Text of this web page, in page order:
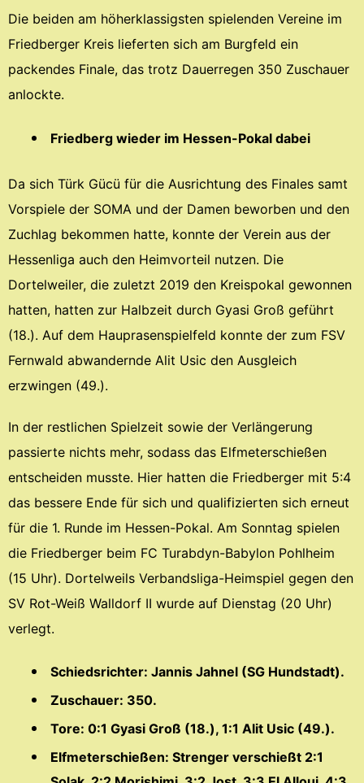
Die beiden am höherklassigsten spielenden Vereine im
Friedberger Kreis lieferten sich am Burgfeld ein
packendes Finale, das trotz Dauerregen 350 Zuschauer
anlockte.
Friedberg wieder im Hessen-Pokal dabei
Da sich Türk Gücü für die Ausrichtung des Finales samt
Vorspiele der SOMA und der Damen beworben und den
Zuchlag bekommen hatte, konnte der Verein aus der
Hessenliga auch den Heimvorteil nutzen. Die
Dortelweiler, die zuletzt 2019 den Kreispokal gewonnen
hatten, hatten zur Halbzeit durch Gyasi Groß geführt
(18.). Auf dem Hauprasenspielfeld konnte der zum FSV
Fernwald abwandernde Alit Usic den Ausgleich
erzwingen (49.).
In der restlichen Spielzeit sowie der Verlängerung
passierte nichts mehr, sodass das Elfmeterschießen
entscheiden musste. Hier hatten die Friedberger mit 5:4
das bessere Ende für sich und qualifizierten sich erneut
für die 1. Runde im Hessen-Pokal. Am Sonntag spielen
die Friedberger beim FC Turabdyn-Babylon Pohlheim
(15 Uhr). Dortelweils Verbandsliga-Heimspiel gegen den
SV Rot-Weiß Walldorf II wurde auf Dienstag (20 Uhr)
verlegt.
Schiedsrichter: Jannis Jahnel (SG Hundstadt).
Zuschauer: 350.
Tore: 0:1 Gyasi Groß (18.), 1:1 Alit Usic (49.).
Elfmeterschießen: Strenger verschießt 2:1